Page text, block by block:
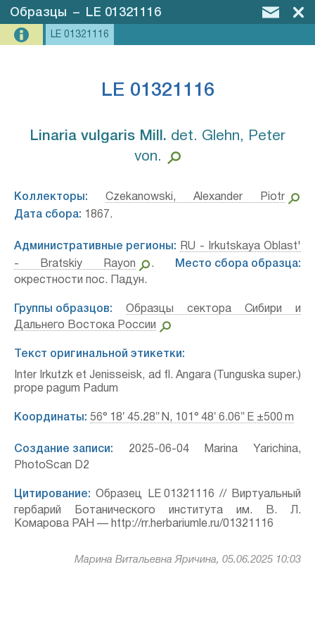
Образцы – LE 01321116
LE 01321116
LE 01321116
Linaria vulgaris Mill.⁣ det. Glehn, Peter
von.
Коллекторы:
Czekanowski, Alexander Piotr
Дата сбора: 1867.
Административные регионы:
RU - Irkutskaya Oblast'
- Bratskiy Rayon
.
Место сбора образца:
окрестности пос. Падун.
Группы образцов:
Образцы сектора Сибири и
Дальнего Востока России
Текст оригинальной этикетки:
Inter Irkutzk et Jenisseisk, ad fl. Angara (Tunguska super.)
prope pagum Padum
Координаты: 56° 18′ 45.28″ N, 101° 48′ 6.06″ E ±500 m
Создание записи: 2025-06-04 Marina Yarichina,
PhotoScan D2
Цитирование: Образец LE 01321116 // Виртуальный
гербарий Ботанического института им. В. Л.
Комарова РАН — http://rr.herbariumle.ru/01321116
Марина Витальевна Яричина, 05.06.2025 10:03